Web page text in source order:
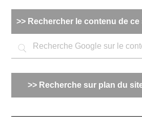
>> Rechercher le contenu de ce
>> Recherche sur plan du